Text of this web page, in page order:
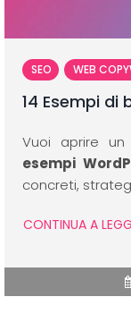
SEO WEB
14 Esempi di
Vuoi aprire
esempi
concreti,
CONTINUA A